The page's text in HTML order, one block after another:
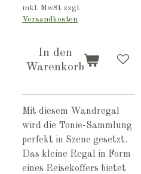
inkl. MwSt zzgl.
Versandkosten
In den
Warenkorb
Mit diesem Wandregal
wird die Tonie-Sammlung
perfekt in Szene gesetzt.
Das kleine Regal in Form
eines Reisekoffers bietet